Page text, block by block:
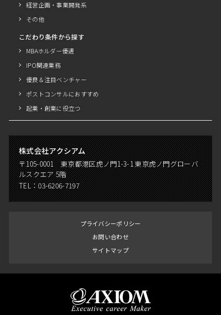
経営企画・事業開発系
その他
こだわり条件から探す
MBAホルダー優遇
IPO関連業務
優良＆注目ベンチャー
ポストコンサルにおすすめ
起業・創業に役立つ
株式会社アクシアム
〒105-0001 東京都港区虎ノ門1-3-1 東京虎ノ門グローバ
ルスクエア 5階
TEL：03-6206-7197
プライバシーポリシー
お問い合わせ
サイトマップ